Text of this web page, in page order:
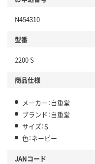
N454310
型番
2200 S
商品仕様
メーカー：自重堂
ブランド：自重堂
サイズ：S
色：ネービー
JANコード